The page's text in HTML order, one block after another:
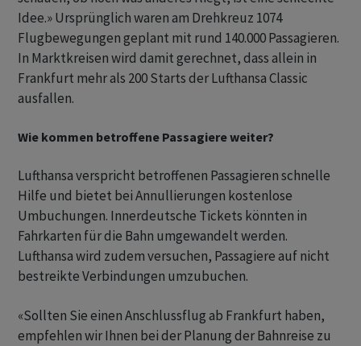
Idee.» Ursprünglich waren am Drehkreuz 1074
Flugbewegungen geplant mit rund 140.000 Passagieren.
In Marktkreisen wird damit gerechnet, dass allein in
Frankfurt mehr als 200 Starts der Lufthansa Classic
ausfallen.
Wie kommen betroffene Passagiere weiter?
Lufthansa verspricht betroffenen Passagieren schnelle
Hilfe und bietet bei Annullierungen kostenlose
Umbuchungen. Innerdeutsche Tickets könnten in
Fahrkarten für die Bahn umgewandelt werden.
Lufthansa wird zudem versuchen, Passagiere auf nicht
bestreikte Verbindungen umzubuchen.
«Sollten Sie einen Anschlussflug ab Frankfurt haben,
empfehlen wir Ihnen bei der Planung der Bahnreise zu